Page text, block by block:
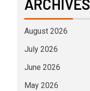
ARCHIVES
August 2026
July 2026
June 2026
May 2026